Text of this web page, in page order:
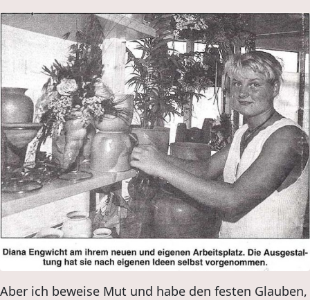
Aber ich beweise Mut und habe den festen Glauben,